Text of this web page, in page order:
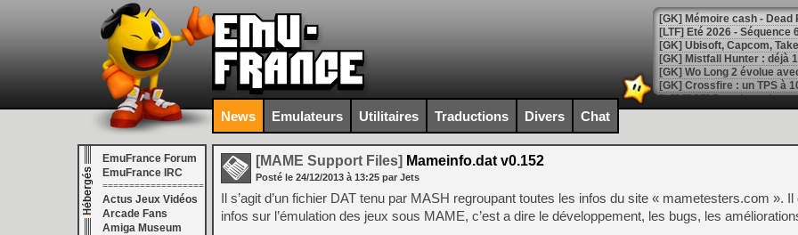
[LTF] Eté 2026 - Séquence
[GK] Mistfall Hunter : déjà
[GK] Wo Long 2 évolue
[GK] Crossfire : un TPS à
[LS] [PS5] Premiers
[Mo5] DOOM arrive en
[GK] Bethesda fête les 30
[GK] Roblox : l'action en
News Emulateurs Utilitaires Traductions Divers Chat
EmuFrance Forum
EmuFrance IRC
===================
Actus Jeux Vidéos
Arcade Fans
Amiga Museum
[MAME Support Files] Mameinfo.dat v0.152
Posté le 24/12/2013 à 13:25 par Jets
Il s’agit d’un fichier DAT tenu par MASH regroupant toutes les infos du site « mametesters.com ». Il
infos sur l’émulation des jeux sous MAME, c’est a dire le développement, les bugs, les